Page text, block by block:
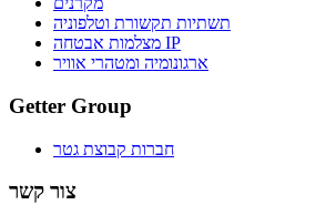
תשתיות תקשורת וטלפוניה
מצלמות אבטחה IP
ארגונומיה ומטהרי אוויר
Getter Group
חברות קבוצת גטר
צור קשר